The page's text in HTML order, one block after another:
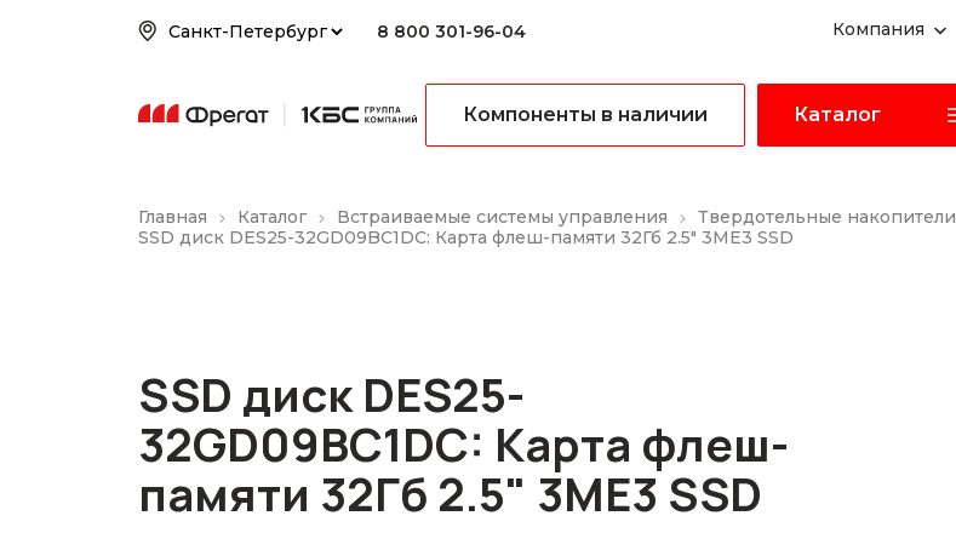
8 800 301-96-04 Компания
Компоненты в наличии Каталог
Главная Каталог Встраиваемые системы управления Твердотельные накопители
SSD диск DES25-32GD09BC1DC: Карта флеш-памяти 32Гб 2.5" 3ME3 SSD
SSD диск DES25-
32GD09BC1DC: Карта флеш-
памяти 32Гб 2.5" 3ME3 SSD